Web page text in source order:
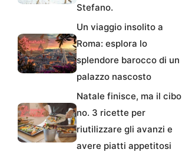
Stefano.
Un viaggio insolito a
Roma: esplora lo
splendore barocco di un
palazzo nascosto
Natale finisce, ma il cibo
no. 3 ricette per
riutilizzare gli avanzi e
avere piatti appetitosi